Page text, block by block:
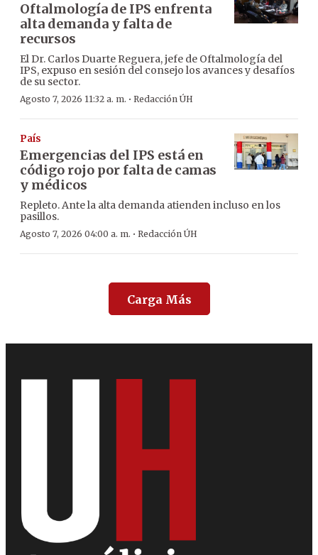
Oftalmología de IPS enfrenta
alta demanda y falta de
recursos
El Dr. Carlos Duarte Reguera, jefe de Oftalmología del
IPS, expuso en sesión del consejo los avances y desafíos
de su sector.
Agosto 7, 2026 11:32 a. m. · Redacción ÚH
País
Emergencias del IPS está en
código rojo por falta de camas
y médicos
Repleto. Ante la alta demanda atienden incluso en los
pasillos.
Agosto 7, 2026 04:00 a. m. · Redacción ÚH
Carga Más